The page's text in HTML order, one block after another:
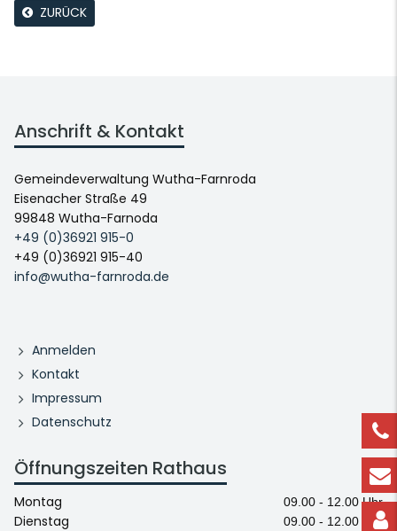
ZURÜCK
Anschrift & Kontakt
Gemeindeverwaltung Wutha-Farnroda
Eisenacher Straße 49
99848 Wutha-Farnoda
+49 (0)36921 915-0
+49 (0)36921 915-40
info@wutha-farnroda.de
Anmelden
Kontakt
Impressum
Datenschutz
Öffnungszeiten Rathaus
Montag 09.00 - 12.00 Uhr
Dienstag
09.00 - 12.00 Uhr